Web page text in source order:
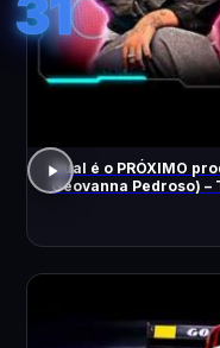
31
Qual é o PRÓXIMO
Geovanna Pedroso) –